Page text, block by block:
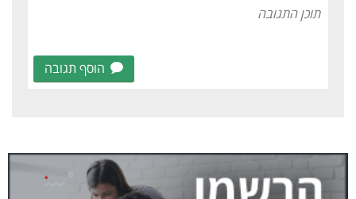
הוסף תגובה